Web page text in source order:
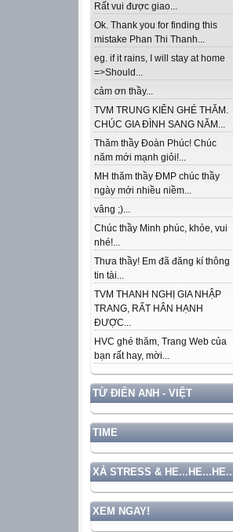
Rất vui được giao...
Ok. Thank you for finding this
mistake Phan Thi Thanh...
eg. if it rains, I will stay at home
=>Should...
cảm ơn thầy...
TVM TRUNG KIÊN GHÉ THĂM.
CHÚC GIA ĐÌNH SANG NĂM...
Thăm thầy Đoàn Phúc! Chúc
năm mới mạnh giỏi!...
MH thăm thầy ĐMP chúc thầy
ngày mới nhiều niềm...
vâng ;)...
Chúc thầy Minh phúc, khỏe, vui
nhé!...
Thưa thầy! Em đã đăng kí thông
tin tài...
TVM THANH NGHỊ GIA NHẬP
TRANG, RẤT HÂN HẠNH
ĐƯỢC...
HVC ghé thăm, Trang Web của
bạn rất hay, mời...
TỪ ĐIỂN ANH - VIỆT
TIME
XẢ STRESS &
XEM NGAY!